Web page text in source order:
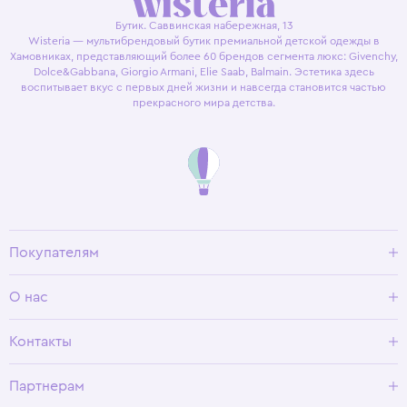
Бутик. Саввинская набережная, 13
Wisteria — мультибрендовый бутик премиальной детской одежды в
Хамовниках, представляющий более 60 брендов сегмента люкс: Givenchy,
Dolce&Gabbana, Giorgio Armani, Elie Saab, Balmain. Эстетика здесь
воспитывает вкус с первых дней жизни и навсегда становится частью
прекрасного мира детства.
Покупателям
Условия возврата
О нас
Программа лояльности
Контакты
Партнерам